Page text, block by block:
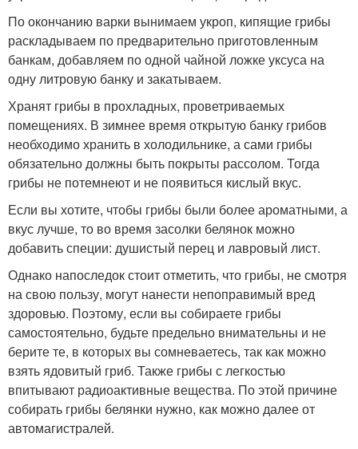
По окончанию варки вынимаем укроп, кипящие грибы
раскладываем по предварительно приготовленным
банкам, добавляем по одной чайной ложке уксуса на
одну литровую банку и закатываем.
Хранят грибы в прохладных, проветриваемых
помещениях. В зимнее время открытую банку грибов
необходимо хранить в холодильнике, а сами грибы
обязательно должны быть покрыты рассолом. Тогда
грибы не потемнеют и не появиться кислый вкус.
Если вы хотите, чтобы грибы были более ароматными, а
вкус лучше, то во время засолки белянок можно
добавить специи: душистый перец и лавровый лист.
Однако напоследок стоит отметить, что грибы, не смотря
на свою пользу, могут нанести непоправимый вред
здоровью. Поэтому, если вы собираете грибы
самостоятельно, будьте предельно внимательны и не
берите те, в которых вы сомневаетесь, так как можно
взять ядовитый гриб. Также грибы с легкостью
впитывают радиоактивные вещества. По этой причине
собирать грибы белянки нужно, как можно далее от
автомагистралей.